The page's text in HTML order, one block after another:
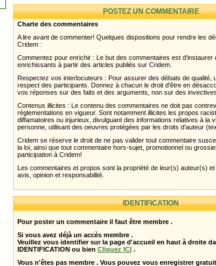
POSTEZ UN COMMENTAIRE
Charte des commentaires
A lire avant de commenter! Quelques dispositions pour rendre les
Cridem :
Commentez pour enrichir : Le but des commentaires est d'instaurer
enrichissants à partir des articles publiés sur Cridem.
Respectez vos interlocuteurs : Pour assurer des débats de qualité,
respect des participants. Donnez à chacun le droit d'être en
vos réponses sur des faits et des arguments, non sur des invectives.
Contenus illicites : Le contenu des commentaires ne doit pas
réglementations en vigueur. Sont notamment illicites les propos
diffamatoires ou injurieux, divulguant des informations relatives à la
personne, utilisant des oeuvres protégées par les droits d'auteur
Cridem se réserve le droit de ne pas valider tout commentaire
la loi, ainsi que tout commentaire hors-sujet, promotionnel ou
participation à Cridem!
Les commentaires et propos sont la propriété de leur(s) auteur(s)
avis, opinion et responsabilité.
IDENTIFICATION
Pour poster un commentaire il faut être membre .
Si vous avez déjà un accès membre .
Veuillez vous identifier sur la page d'accueil en haut à droite
IDENTIFICATION ou bien Cliquez ICI .
Vous n'êtes pas membre . Vous pouvez vous enregistrer